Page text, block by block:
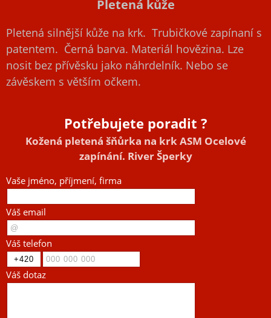
Pletená kůže
Pletená silnější kůže na krk. Trubičkové zapínaní s
patentem. Černá barva. Materiál hovězina. Lze
nosit bez přívěsku jako náhrdelník. Nebo se
závěskem s větším očkem.
Potřebujete poradit ?
Kožená pletená šňůrka na krk ASM Ocelové
zapínání. River Šperky
Vaše jméno, příjmení, firma
Váš email
Váš telefon
Váš dotaz